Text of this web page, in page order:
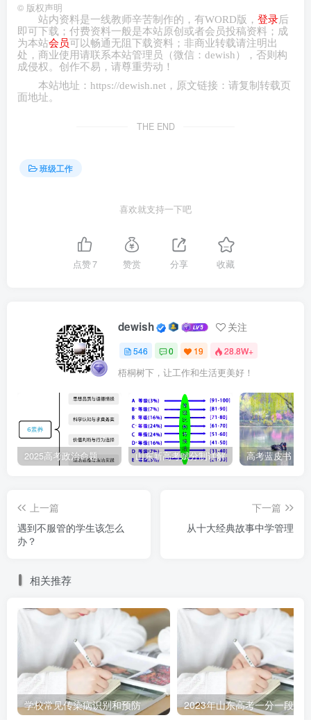
来，他们产生的负面作用将是巨大的，班上一定不能有特殊
的尖子生；三是对于那些屡教不改的顽固分子要学会冷处
理。四是在原则问题面前，就没有这么多区别了，不管是
谁，只要犯了原则性错误，那就是毫不客气的，比如说影响
他人学习的，扰乱课堂秩序的，顶撞老师的，考试舞弊的等
任要私下做好被处罚学生的思想工作，使其正确认识错误，
（二）处罚的方式要多样化，要寓教育于处罚之中。如
爱，爱中有教”才能达到预期的教育效果。
© 版权声明
站内资料是一线教师辛苦制作的，有WORD版， 登录后
即可下载；付费资料一般是本站原创或者会员投稿资料；成
为本站会员可以畅通无阻下载资料；非商业转载请注明出
处，商业使用请联系本站管理员（微信： dewish ），否则构
成侵权。创作不易，请尊重劳动！
本站地址： https://dewish.net ，原文链接：请复制转载页
面地址。
THE END
班级工作
喜欢就支持一下吧
点赞7 赞赏 分享 收藏
dewish 关注
546 0 19 28.8W+
梧桐树下，让工作和生活更美好！
2025高考政治命题纲要解读 山东新高考赋分制详解
上一篇
遇到不服管的学生该怎么
办？
下一篇
从十大经典故事中学管理
相关推荐
学校常见传染病识别和预防 2023年山东高考一分一段表